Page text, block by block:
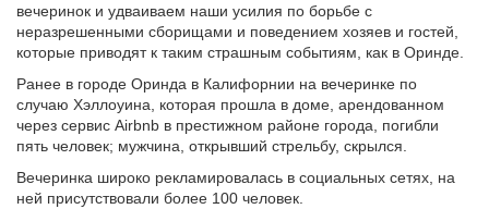
вечеринок и удваиваем наши усилия по борьбе с
неразрешенными сборищами и поведением хозяев и гостей,
которые приводят к таким страшным событиям, как в Оринде.
Ранее в городе Оринда в Калифорнии на вечеринке по
случаю Хэллоуина, которая прошла в доме, арендованном
через сервис Airbnb в престижном районе города, погибли
пять человек; мужчина, открывший стрельбу, скрылся.
Вечеринка широко рекламировалась в социальных сетях, на
ней присутствовали более 100 человек.